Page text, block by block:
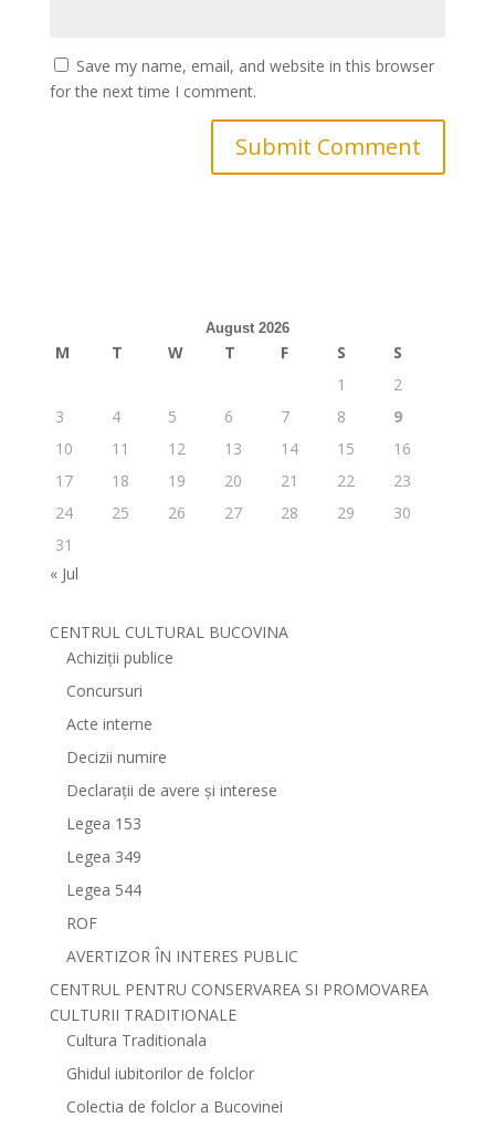
Save my name, email, and website in this browser
for the next time I comment.
August 2026
M T W T F S
S
1
2
3
4 5 6 7 8
9
10
11 12 13 14 15
16
17
18 19 20 21 22
23
24
25 26 27 28 29
30
31
« Jul
CENTRUL CULTURAL BUCOVINA
Achiziții publice
Concursuri
Acte interne
Decizii numire
Declarații de avere și interese
Legea 153
Legea 349
Legea 544
ROF
AVERTIZOR ÎN INTERES PUBLIC
CENTRUL PENTRU CONSERVAREA SI PROMOVAREA
CULTURII TRADITIONALE
Cultura Traditionala
Ghidul iubitorilor de folclor
Colectia de folclor a Bucovinei